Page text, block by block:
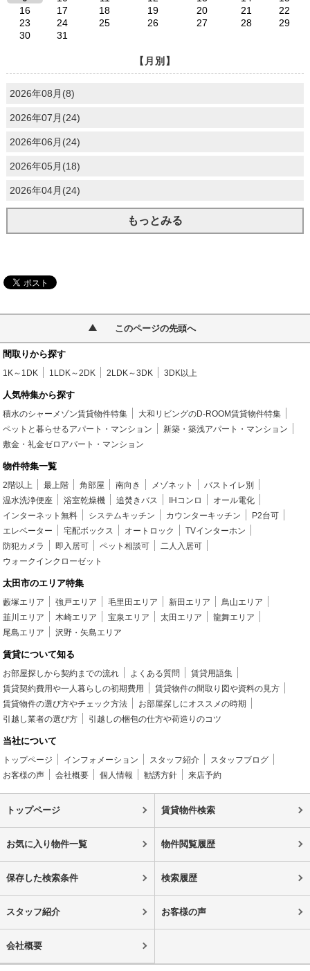
16
17 18 19 20 21
22
23
24 25 26 27 28
29
30
31
【月別】
2026年08月(8)
2026年07月(24)
2026年06月(24)
2026年05月(18)
2026年04月(24)
もっとみる
このページの先頭へ
間取りから探す
1K～1DK 1LDK～2DK 2LDK～3DK 3DK以上
人気特集から探す
積水のシャーメゾン賃貸物件特集
大和リビングのD-ROOM賃貸物件特集
ペットと暮らせるアパート・マンション
新築・築浅アパート・マンション
敷金・礼金ゼロアパート・マンション
物件特集一覧
2階以上 最上階 角部屋 南向き メゾネット
バストイレ別
温水洗浄便座
浴室乾燥機 追焚きバス IHコンロ
オール電化
インターネット無料
システムキッチン カウンターキッチン
P2台可
エレベーター
宅配ボックス オートロック
TVインターホン
防犯カメラ
即入居可 ペット相談可
二人入居可
ウォークインクローゼット
太田市のエリア特集
藪塚エリア 強戸エリア 毛里田エリア 新田エリア
鳥山エリア
韮川エリア
木崎エリア 宝泉エリア 太田エリア
龍舞エリア
尾島エリア
沢野・矢島エリア
賃貸について知る
お部屋探しから契約までの流れ よくある質問
賃貸用語集
賃貸契約費用や一人暮らしの初期費用
賃貸物件の間取り図や資料の見方
賃貸物件の選び方やチェック方法
お部屋探しにオススメの時期
引越し業者の選び方
引越しの梱包の仕方や荷造りのコツ
当社について
トップページ インフォメーション スタッフ紹介
スタッフブログ
お客様の声
会社概要 個人情報 勧誘方針 来店予約
トップページ 賃貸物件検索
お気に入り物件一覧 物件閲覧履歴
保存した検索条件 検索履歴
スタッフ紹介 お客様の声
会社概要